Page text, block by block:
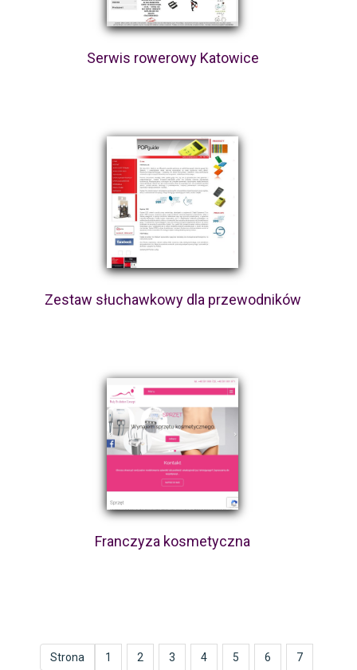
Serwis rowerowy Katowice
Zestaw słuchawkowy dla przewodników
Franczyza kosmetyczna
Strona 1 2 3 4 5 6 7